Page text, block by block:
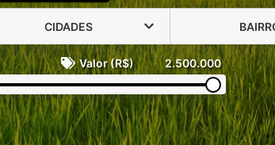
CIDADES
Valor (R$) 2.500.000